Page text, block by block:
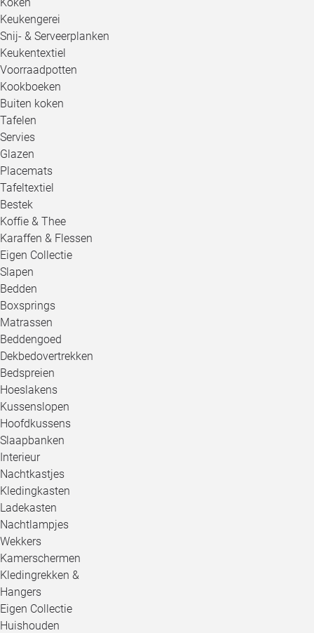
Keukengerei
Snij- & Serveerplanken
Keukentextiel
Voorraadpotten
Kookboeken
Buiten koken
Tafelen
Servies
Glazen
Placemats
Tafeltextiel
Bestek
Koffie & Thee
Karaffen & Flessen
Eigen Collectie
Slapen
Bedden
Boxsprings
Matrassen
Beddengoed
Dekbedovertrekken
Bedspreien
Hoeslakens
Kussenslopen
Hoofdkussens
Slaapbanken
Interieur
Nachtkastjes
Kledingkasten
Ladekasten
Nachtlampjes
Wekkers
Kamerschermen
Kledingrekken &
Hangers
Eigen Collectie
Huishouden